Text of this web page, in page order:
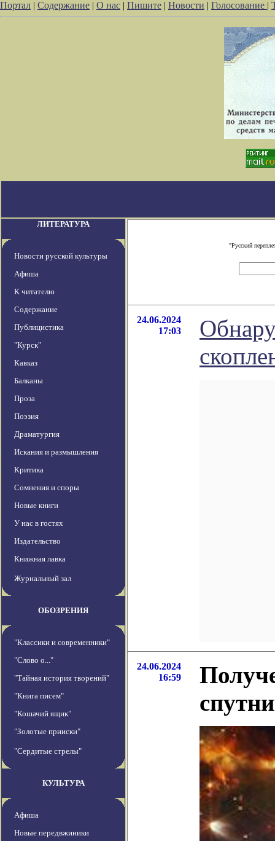
Портал | Содержание | О нас | Пишите | Новости | Голосование |
ЛИТЕРАТУРА
Новости русской культуры
Афиша
К читателю
Содержание
Публицистика
"Курск"
Кавказ
Балканы
Проза
Поэзия
Драматургия
Искания и размышления
Критика
Сомнения и споры
Новые книги
У нас в гостях
Издательство
Книжная лавка
Журнальный зал
ОБОЗРЕНИЯ
"Классики и современники"
"Слово о..."
"Тайная история творений"
"Книга писем"
"Кошачий ящик"
"Золотые прииски"
"Сердитые стрелы"
КУЛЬТУРА
Афиша
Новые передвжиники
"Русский
24.06.2024
17:03
24.06.2024
16:59